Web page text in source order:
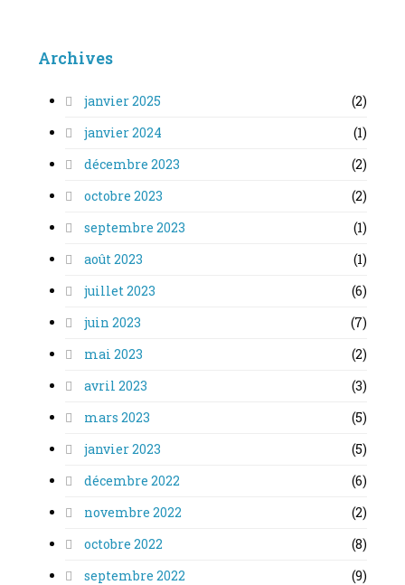
Archives
janvier 2025
(2)
janvier 2024
(1)
décembre 2023
(2)
octobre 2023
(2)
septembre 2023
(1)
août 2023
(1)
juillet 2023
(6)
juin 2023
(7)
mai 2023
(2)
avril 2023
(3)
mars 2023
(5)
janvier 2023
(5)
décembre 2022
(6)
novembre 2022
(2)
octobre 2022
(8)
septembre 2022
(9)